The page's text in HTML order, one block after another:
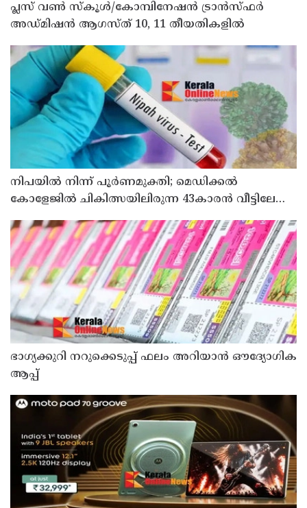
പ്ലസ് വൺ സ്‌കൂൾ/കോമ്പിനേഷൻ ട്രാൻസ്ഫർ
അഡ്മിഷൻ ആഗസ്ത് 10, 11 തീയതികളിൽ
നിപയിൽ നിന്ന് പൂർണമുക്തി; മെഡിക്കൽ
കോളേജിൽ ചികിത്സയിലിരുന്ന 43കാരൻ വീട്ടിലേക്ക്
മടങ്ങി
ഭാഗ്യക്കുറി നറുക്കെടുപ്പ് ഫലം അറിയാൻ ഔദ്യോഗിക
ആപ്പ്